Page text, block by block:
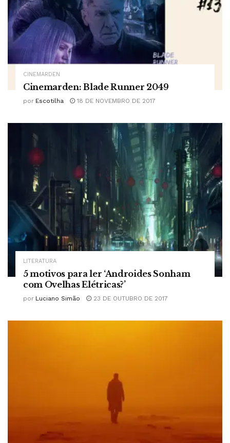
CINEMARDEN
Cinemarden: Blade Runner 2049
por Escotilha 18 DE NOVEMBRO DE 2017
LITERATURA
5 motivos para ler ‘Androides Sonham
com Ovelhas Elétricas?’
por Luciano Simão 23 DE OUTUBRO DE 2017